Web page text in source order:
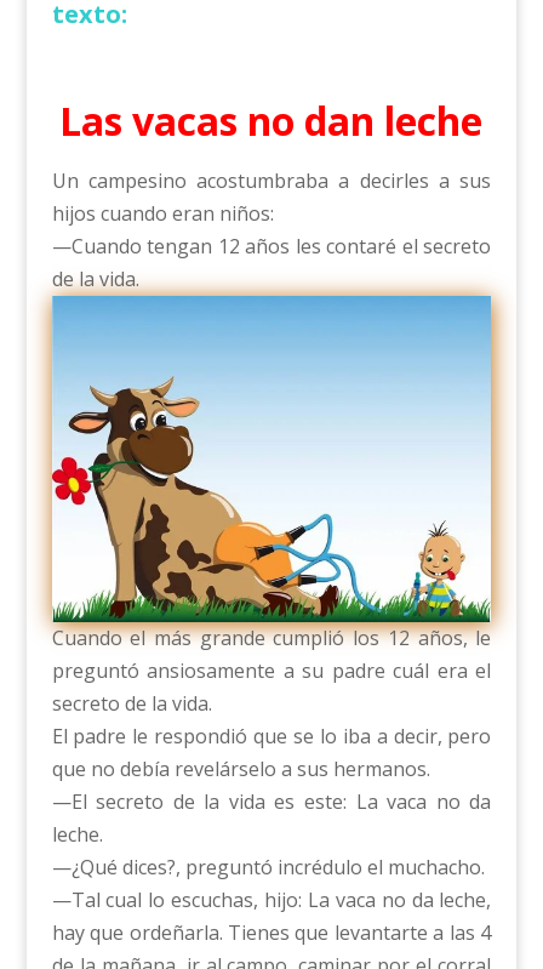
texto:
Las vacas no dan leche
Un campesino acostumbraba a decirles a sus
hijos cuando eran niños:
—Cuando tengan 12 años les contaré el secreto
de la vida.
Cuando el más grande cumplió los 12 años, le
preguntó ansiosamente a su padre cuál era el
secreto de la vida.
El padre le respondió que se lo iba a decir, pero
que no debía revelárselo a sus hermanos.
—El secreto de la vida es este: La vaca no da
leche.
—¿Qué dices?, preguntó incrédulo el muchacho.
—Tal cual lo escuchas, hijo: La vaca no da leche,
hay que ordeñarla. Tienes que levantarte a las 4